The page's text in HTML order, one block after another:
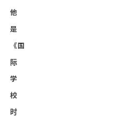
他
是
《国
际
学
校
时